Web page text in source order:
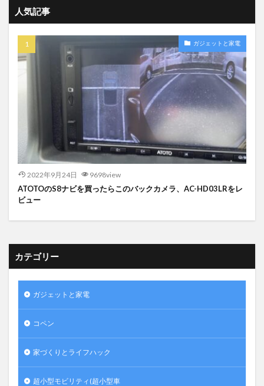
人気記事
ガジェットと家電
2022年9月24日 9698view
ATOTOのS8ナビを買ったらこのバックカメラ、AC-HD03LRをレ
ビュー
カテゴリー
ガジェットと家電
コペン
家づくりとライフハック
超小型モビリティ(超小型車